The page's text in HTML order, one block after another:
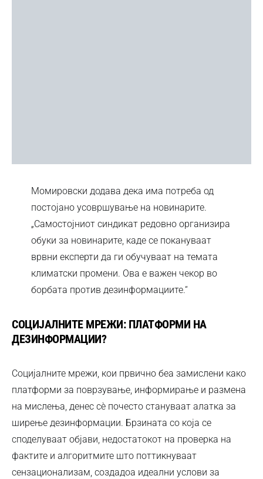
Момировски додава дека има потреба од
постојано усовршување на новинарите.
„Самостојниот синдикат редовно организира
обуки за новинарите, каде се покануваат
врвни експерти да ги обучуваат на темата
климатски промени. Ова е важен чекор во
борбата против дезинформациите.“
СОЦИЈАЛНИТЕ МРЕЖИ: ПЛАТФОРМИ НА
ДЕЗИНФОРМАЦИИ?
Социјалните мрежи, кои првично беа замислени како
платформи за поврзување, информирање и размена
на мислења, денес сѐ почесто стануваат алатка за
ширење дезинформации. Брзината со која се
споделуваат објави, недостатокот на проверка на
фактите и алгоритмите што поттикнуваат
сензационализам, создадоа идеални услови за